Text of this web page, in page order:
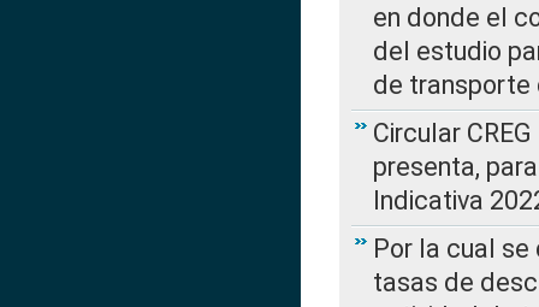
en donde el
del estudio
de transporte
Circular
presenta,
Indicativa
Por la cual
tasas de